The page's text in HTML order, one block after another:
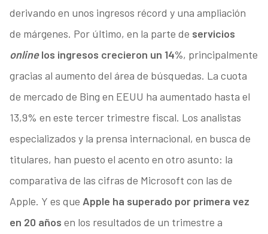
derivando en unos ingresos récord y una ampliación
de márgenes. Por último, en la parte de servicios
onlinelos ingresos crecieron un 14%, principalmente
gracias al aumento del área de búsquedas. La cuota
de mercado de Bing en EEUU ha aumentado hasta el
13,9% en este tercer trimestre fiscal. Los analistas
especializados y la prensa internacional, en busca de
titulares, han puesto el acento en otro asunto: la
comparativa de las cifras de Microsoft con las de
Apple. Y es que Apple ha superado por primera vez
en 20 años en los resultados de un trimestre a